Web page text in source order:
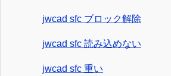
jwcad sfc ブロック解除
jwcad sfc 読み込めない
jwcad sfc 重い